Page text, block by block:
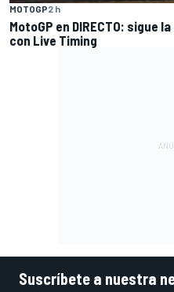
MOTOGP2 h
MotoGP en DIRECTO: sigue
con Live Timing
Suscríbete a nuestra